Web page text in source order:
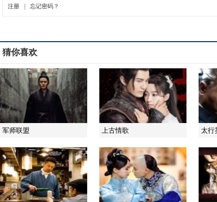
猜你喜欢
军师联盟 上古情歌 太行